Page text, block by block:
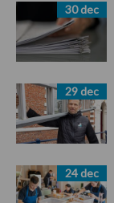
30 dec
29 dec
24 dec